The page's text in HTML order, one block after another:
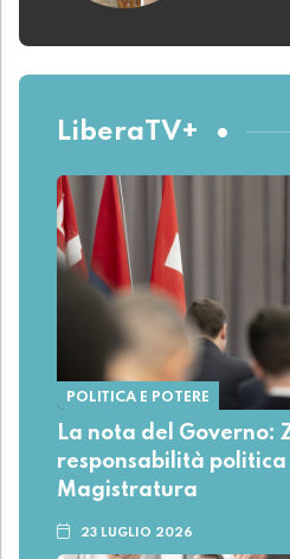
LiberaTV+
POLITICA E POTERE
La nota del Governo:
responsabilità politica
Magistratura
23 LUGLIO 2026